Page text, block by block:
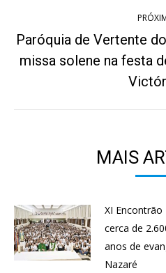
Paróquia de Vertente
missa solene na festa
MAIS
XI Encontrão
cerca de
anos de
Nazaré